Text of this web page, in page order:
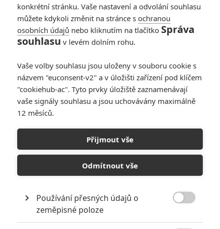
Zobrazit dalších 8 obrázků
Staň se pilotem Jaegerů i ty. Koukni na virální teaser s
Johnem Boyegou a seznam se s pětkou nových robotů.
Jaegerové se příští rok vrátí do kin poprat se s další vlnou
robotických kolosů. O nábor se postaral ve videu syn maršála
Pentecosta, jímž je Jake Pentecost, kterého hraje
Boyega. Kromě virálu naPacific Rim: Uprisingdorazila na
konkrétní stránku. Vaše nastavení a odvolání souhlasu
můžete kdykoli změnit na stránce s ochranou
osobních údajů nebo kliknutím na tlačítko Správa
souhlasu v levém dolním rohu.
Vaše volby souhlasu jsou uloženy v souboru cookie s
názvem "euconsent-v2" a v úložišti zařízení pod klíčem
"cookiehub-ac". Tyto prvky úložiště zaznamenávají
vaše signály souhlasu a jsou uchovávány maximálně
12 měsíců.
Přijmout vše
Odmítnout vše
Používání přesných údajů o
zeměpisné poloze